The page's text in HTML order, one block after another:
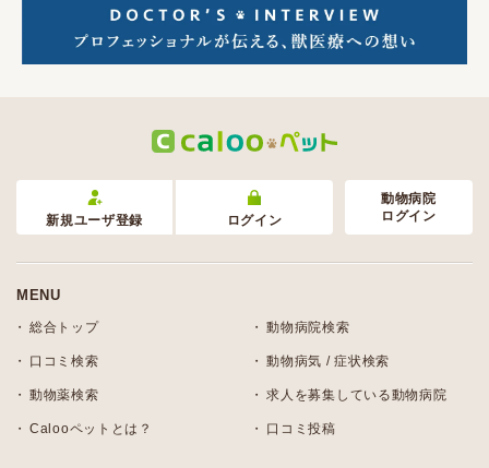
新規ユーザ登録 ログイン
動物病院
ログイン
MENU
総合トップ 動物病院検索
口コミ検索 動物病気 / 症状検索
動物薬検索 求人を募集している動物病院
Calooペットとは？ 口コミ投稿